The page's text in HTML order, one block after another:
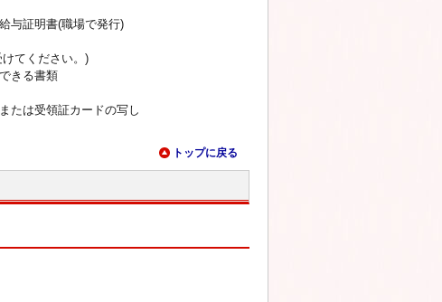
与証明書(職場で発行)
てください。)
きる書類
たは受領証カードの写し
トップに戻る